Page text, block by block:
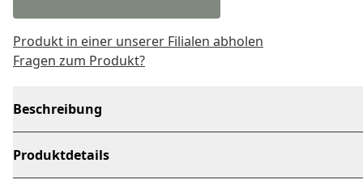
Produkt in einer unserer Filialen abholen
Fragen zum Produkt?
Beschreibung
Produktdetails